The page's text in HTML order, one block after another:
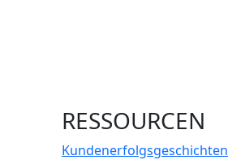
RESSOURCEN
Kundenerfolgsgeschichten